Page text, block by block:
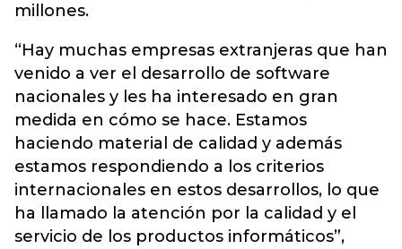
millones.
“Hay muchas empresas extranjeras que han
venido a ver el desarrollo de software
nacionales y les ha interesado en gran
medida en cómo se hace. Estamos
haciendo material de calidad y además
estamos respondiendo a los criterios
internacionales en estos desarrollos, lo que
ha llamado la atención por la calidad y el
servicio de los productos informáticos”,